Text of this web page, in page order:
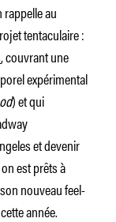
rappelle au
tentaculaire :
, couvrant une
expérimental
) et qui
et devenir
est prêts à
nouveau feel-
année.